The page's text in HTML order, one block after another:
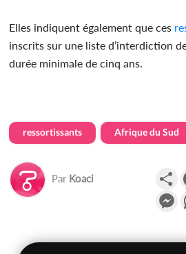
Elles indiquent également que ces
inscrits sur une liste d’interdiction
durée minimale de cinq ans.
ressortissants Afrique du Sud
Par Koaci